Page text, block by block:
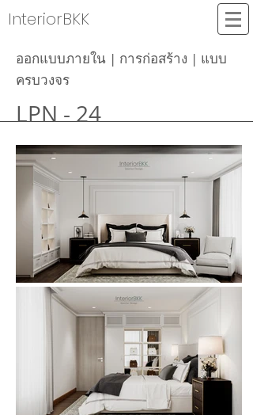
InteriorBKK
ออกแบบภายใน | การก่อสร้าง | แบบ
ครบวงจร
LPN - 24